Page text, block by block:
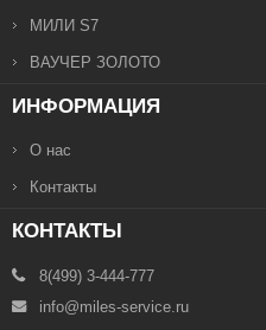
МИЛИ S7
ВАУЧЕР ЗОЛОТО
ИНФОРМАЦИЯ
О нас
Контакты
КОНТАКТЫ
8(499) 3-444-777
info@miles-service.ru